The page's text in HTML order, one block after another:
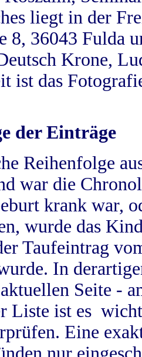
liegt in der
8, 36043 Fulda
Krone,
ist das
der Einträge
Reihenfolge
war die
krank war,
wurde das
Taufeintrag
In
Seite -
Liste ist es
Eine